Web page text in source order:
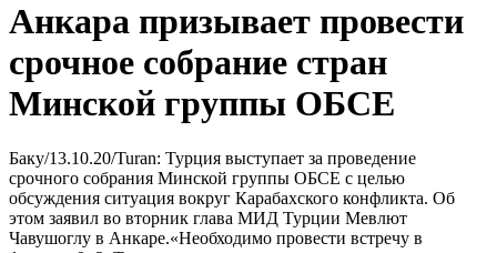
Анкара призывает провести
срочное собрание стран
Минской группы ОБСЕ
Баку/13.10.20/Turan: Турция выступает за проведение
срочного собрания Минской группы ОБСЕ с целью
обсуждения ситуация вокруг Карабахского конфликта. Об
этом заявил во вторник глава МИД Турции Мевлют
Чавушоглу в Анкаре.«Необходимо провести встречу в